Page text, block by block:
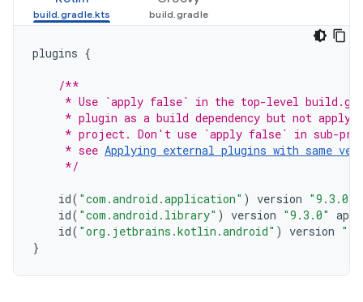
plugins {
/**
* Use `apply false` in the top-level
* plugin as a build dependency but not apply
* project. Don't use `apply false` in sub-
     * see
Applying external plugins with same
     */
id( "com.android.application" ) version "9.3.0"
id( "com.android.library" ) version "9.3.0"
id( "org.jetbrains.kotlin.android" ) version
}